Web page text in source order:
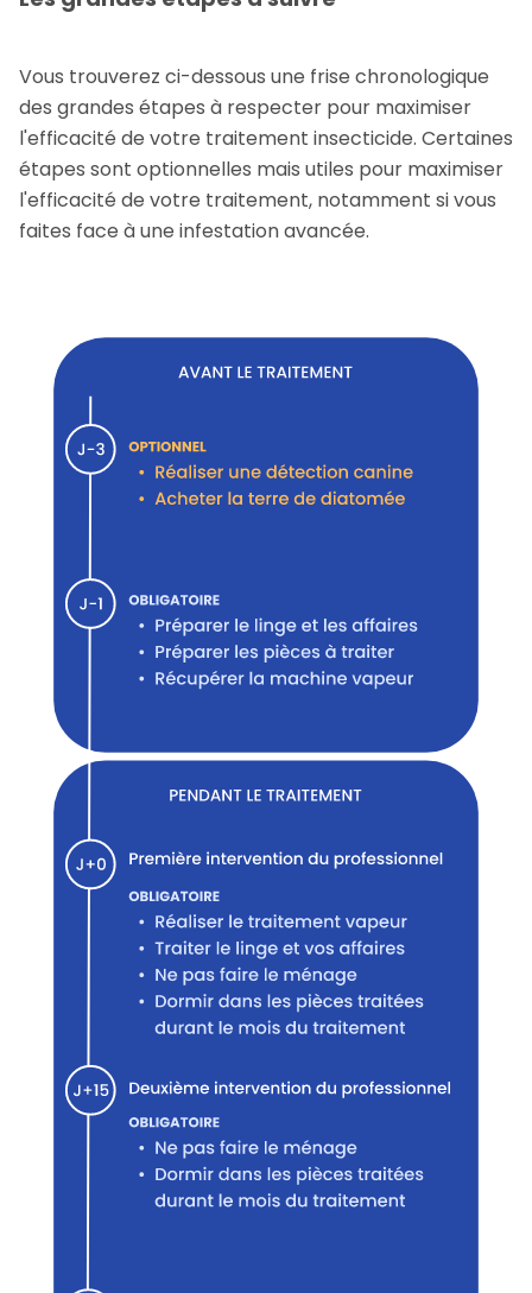
Vous trouverez ci-dessous une frise chronologique
des grandes étapes à respecter pour maximiser
l'efficacité de votre traitement insecticide. Certaines
étapes sont optionnelles mais utiles pour maximiser
l'efficacité de votre traitement, notamment si vous
faites face à une infestation avancée.